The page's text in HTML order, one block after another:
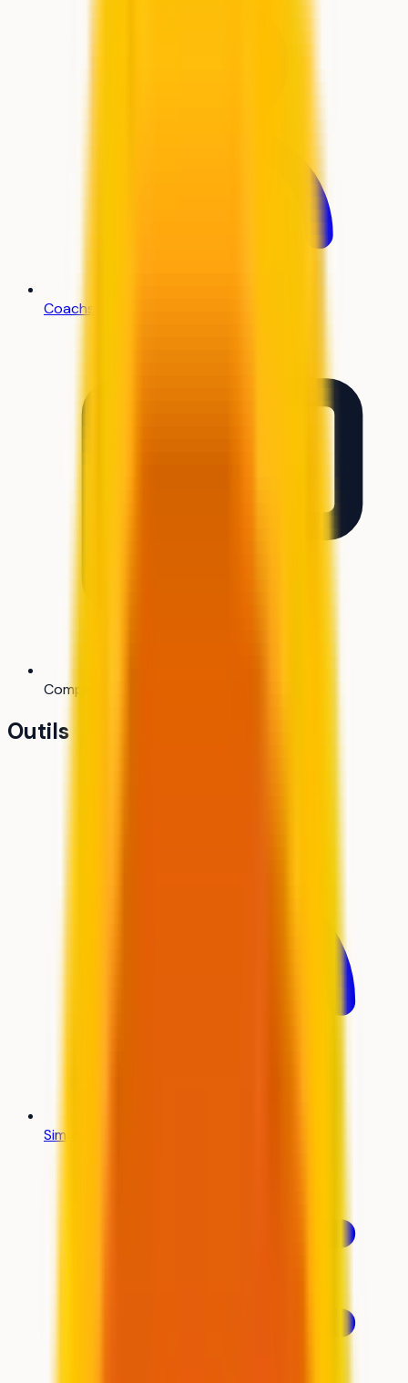
Coachs
Comparateur
Outils
Simulateur Parcoursup